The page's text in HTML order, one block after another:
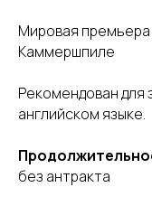
Мировая премьера
Каммершпиле
Рекомендован для
английском языке.
без антракта